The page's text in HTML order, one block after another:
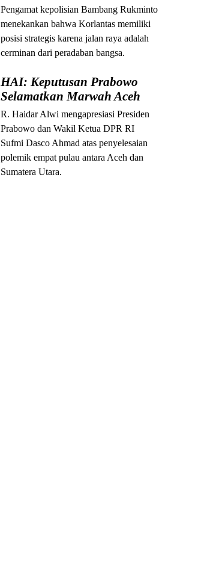
Pengamat kepolisian Bambang Rukminto
menekankan bahwa Korlantas memiliki
posisi strategis karena jalan raya adalah
cerminan dari peradaban bangsa.
HAI: Keputusan Prabowo
Selamatkan Marwah Aceh
R. Haidar Alwi mengapresiasi Presiden
Prabowo dan Wakil Ketua DPR RI
Sufmi Dasco Ahmad atas penyelesaian
polemik empat pulau antara Aceh dan
Sumatera Utara.